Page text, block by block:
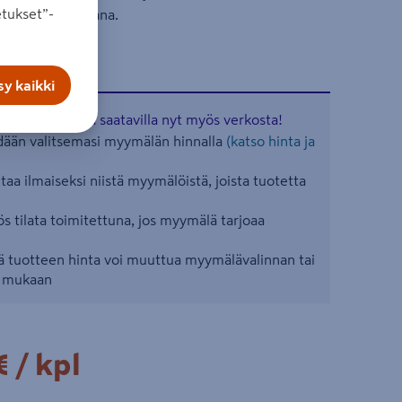
on rajana.
tuotteita saatavilla nyt myös verkosta!
valitsemasi myymälän hinnalla (katso hinta ja
ilmaiseksi niistä myymälöistä, joista tuotetta
tilata toimitettuna, jos myymälä tarjoaa
tuotteen hinta voi muuttua myymälävalinnan tai
kpl
/ kpl
kaikki